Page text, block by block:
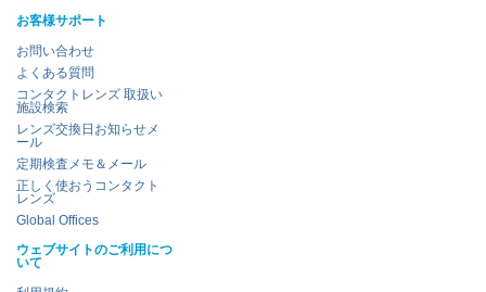
お客様サポート
お問い合わせ
よくある質問
コンタクトレンズ 取扱い
施設検索
レンズ交換日お知らせメ
ール
定期検査メモ＆メール
正しく使おうコンタクト
レンズ
Global Offices
ウェブサイトのご利用につ
いて